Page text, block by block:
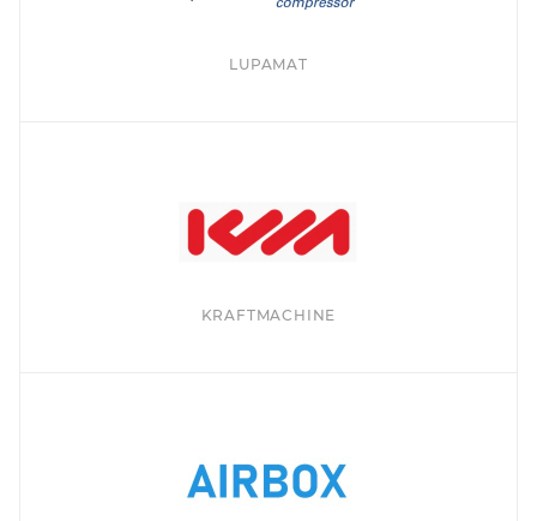
LUPAMAT
KRAFTMACHINE